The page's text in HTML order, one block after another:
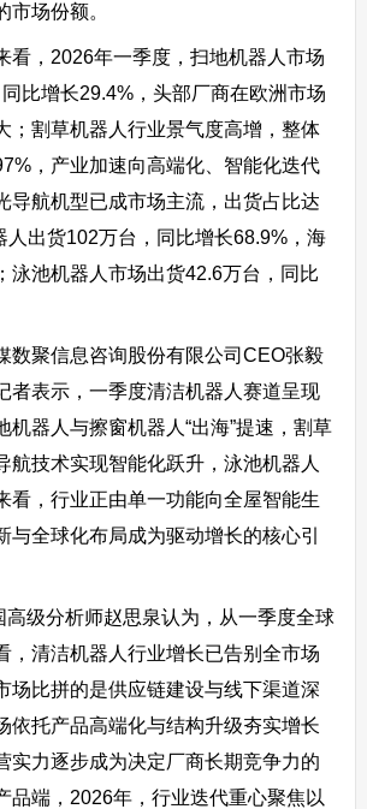
市场份额。
，2026年一季度，扫地机器人市场
比增长29.4%，头部厂商在欧洲市场
；割草机器人行业景气度高增，整体
，产业加速向高端化、智能化迭代
导航机型已成市场主流，出货占比达
人出货102万台，同比增长68.9%，海
泳池机器人市场出货42.6万台，同比
聚信息咨询股份有限公司CEO张毅
者表示，一季度清洁机器人赛道呈现
机器人与擦窗机器人“出海”提速，割草
航技术实现智能化跃升，泳池机器人
看，行业正由单一功能向全屋智能生
与全球化布局成为驱动增长的核心引
分析师赵思泉认为，从一季度全球
，清洁机器人行业增长已告别全市场
场比拼的是供应链建设与线下渠道深
依托产品高端化与结构升级夯实增长
实力逐步成为决定厂商长期竞争力的
品端，2026年，行业迭代重心聚焦以